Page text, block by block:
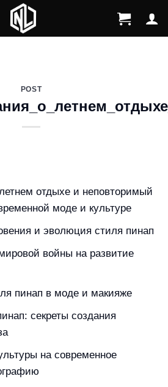
POST
отдыхе и неповторимый
моде и культуре
и эволюция стиля пинап
войны на развитие
пинап в моде и макияже
секреты создания
на современное